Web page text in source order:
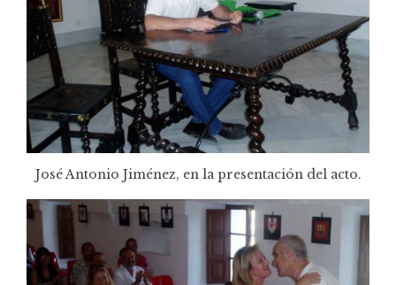
José Antonio Jiménez, en la presentación del acto.